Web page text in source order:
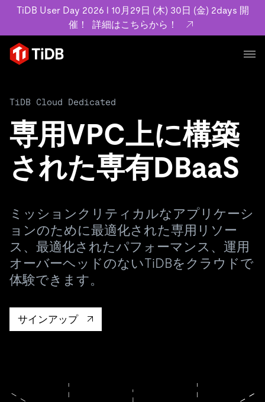
TiDB User Day 2026 l 10月29日 (木) 30日 (金) 2days 開
催！
詳細はこちらから！
プロダクト
MySQL互換の分散データベースで高可用性と水平スケー
ラビリティを備え大規模データをリアルタイムで処理でき
ます。
詳細はこちら
TiDB Cloud
TiDB Self-Managed
料金
エコシステム
TiSpark
ユースケース
事例記事
お客様事例やユーザーによる検証結果の記事などを紹介し
ています。
フィンテック
Eコマース
SaaS
ユースケース
MySQLワークロードの近代化
リソース
学習コンテンツ
アーカイブ動画
スライド
エンゲージメント
イベント
PingCAP University
規約類
基本規約、TiDBクラウドサービス契約、SLA、利用規約、
プライバシーポリシーなど、契約関連の情報を紹介しま
す。
お客様のデータの機密性、可用性、安全性について紹介し
ます。
ドキュメント
ドキュメント
TiDB Cloud
開発者ガイド
TiDB Cloud Dedicated
専用VPC上に構築
された専有DBaaS
ミッションクリティカルなアプリケーシ
ョンのために最適化された専用リソー
ス、最適化されたパフォーマンス、運用
オーバーヘッドのないTiDBをクラウドで
体験できます。
サインアップ